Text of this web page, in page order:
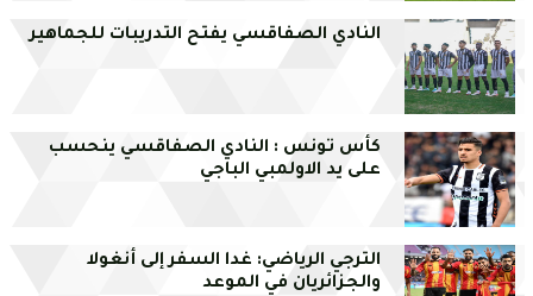
النادي الصفاقسي يفتح التدريبات للجماهير
كأس تونس : النادي الصفاقسي ينحسب
على يد الاولمبي الباجي
الترجي الرياضي: غدا السفر إلى أنغولا
والجزائريان في الموعد